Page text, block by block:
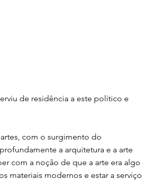
de residência a este político e
com o surgimento do
a arquitetura e a arte
com a noção de que a arte era algo
materiais modernos e estar a serviço